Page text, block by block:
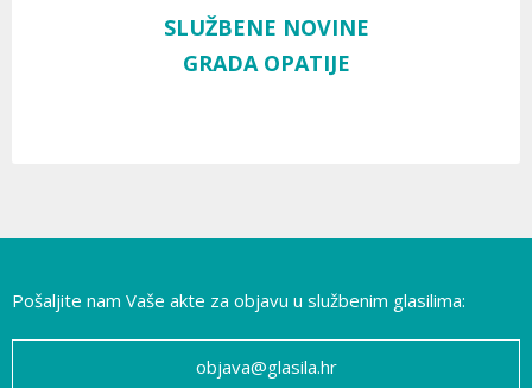
SLUŽBENE NOVINE
GRADA OPATIJE
Pošaljite nam Vaše akte za objavu u službenim glasilima:
objava@glasila.hr